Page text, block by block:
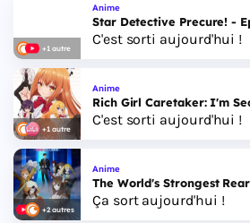
+1 autre
Anime
Star Detective Precure! -
C'est sorti aujourd'hui !
+1 autre
Anime
Rich Girl Caretaker: I'm
C'est sorti aujourd'hui !
+2 autres
Anime
The World's Strongest
Ça sort aujourd'hui !